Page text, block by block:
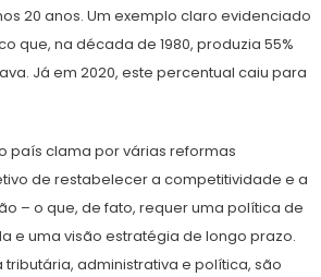
20 anos. Um exemplo claro evidenciado
que, na década de 1980, produzia 55%
Já em 2020, este percentual caiu para
país clama por várias reformas
de restabelecer a competitividade e a
– o que, de fato, requer uma política de
e uma visão estratégia de longo prazo.
tributária, administrativa e política, são